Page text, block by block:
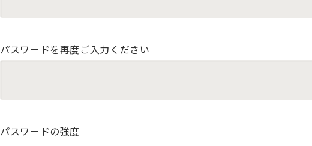
パスワードを再度ご入力ください
パスワードの強度